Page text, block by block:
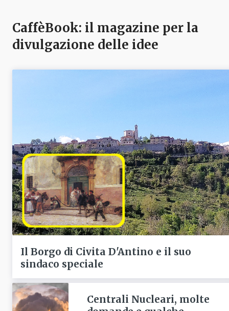
CaffèBook: il magazine per la
divulgazione delle idee
Il Borgo di Civita D'Antino e il suo
sindaco speciale
Centrali Nucleari, molte